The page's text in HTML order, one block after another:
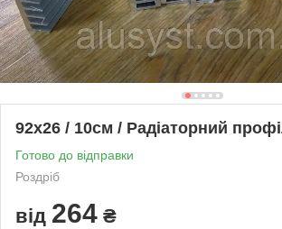
92x26 / 10см / Радіаторний
Готово до відправки
Роздріб
від 264 ₴